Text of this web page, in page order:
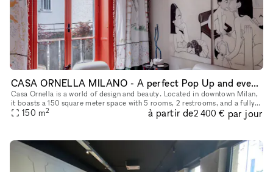
CASA ORNELLA MILANO - A perfect Pop Up and events location downtown in Milan
Casa Ornella is a world of design and beauty. Located in downtown Milan,
it boasts a 150 square meter space with 5 rooms, 2 restrooms, and a fully
equipped kitchen. Here, colors take center stage alo
150 m2 à partir de2 400 € par jour